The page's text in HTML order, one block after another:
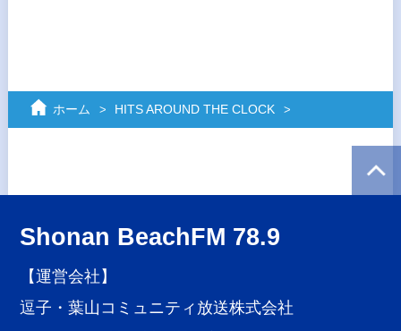
ホーム HITS AROUND THE CLOCK
Shonan BeachFM 78.9
【運営会社】
逗子・葉山コミュニティ放送株式会社